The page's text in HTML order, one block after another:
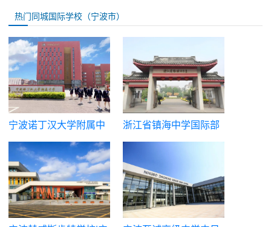
热门同城国际学校（宁波市）
宁波诺丁汉大学附属中
学国际部
浙江省镇海中学国际部